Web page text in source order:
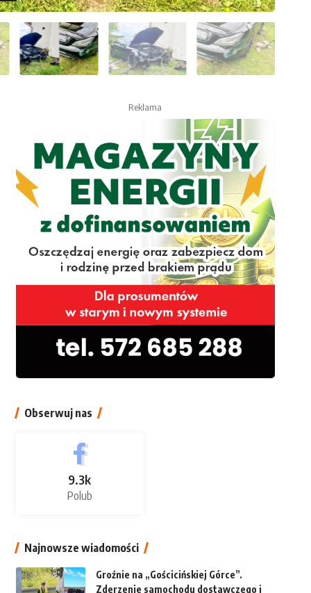
Reklama
Obserwuj nas
9.3k
Polub
Najnowsze wiadomości
Groźnie na „Gościcińskiej Górce”.
Zderzenie samochodu dostawczego i